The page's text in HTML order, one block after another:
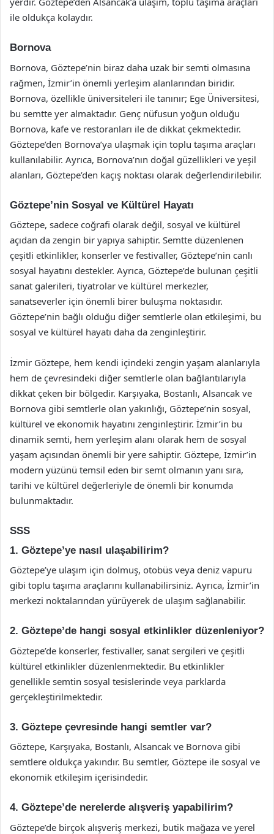
ile oldukça kolaydır.
Bornova
Bornova, Göztepe’nin biraz daha uzak bir semti olmasına
rağmen, İzmir’in önemli yerleşim alanlarından biridir.
Bornova, özellikle üniversiteleri ile tanınır; Ege Üniversitesi,
bu semtte yer almaktadır. Genç nüfusun yoğun olduğu
Bornova, kafe ve restoranları ile de dikkat çekmektedir.
Göztepe’den Bornova’ya ulaşmak için toplu taşıma araçları
kullanılabilir. Ayrıca, Bornova’nın doğal güzellikleri ve yeşil
alanları, Göztepe’den kaçış noktası olarak değerlendirilebilir.
Göztepe’nin Sosyal ve Kültürel Hayatı
Göztepe, sadece coğrafi olarak değil, sosyal ve kültürel
açıdan da zengin bir yapıya sahiptir. Semtte düzenlenen
çeşitli etkinlikler, konserler ve festivaller, Göztepe’nin canlı
sosyal hayatını destekler. Ayrıca, Göztepe’de bulunan çeşitli
sanat galerileri, tiyatrolar ve kültürel merkezler,
sanatseverler için önemli birer buluşma noktasıdır.
Göztepe’nin bağlı olduğu diğer semtlerle olan etkileşimi, bu
sosyal ve kültürel hayatı daha da zenginleştirir.
İzmir Göztepe, hem kendi içindeki zengin yaşam alanlarıyla
hem de çevresindeki diğer semtlerle olan bağlantılarıyla
dikkat çeken bir bölgedir. Karşıyaka, Bostanlı, Alsancak ve
Bornova gibi semtlerle olan yakınlığı, Göztepe’nin sosyal,
kültürel ve ekonomik hayatını zenginleştirir. İzmir’in bu
dinamik semti, hem yerleşim alanı olarak hem de sosyal
yaşam açısından önemli bir yere sahiptir. Göztepe, İzmir’in
modern yüzünü temsil eden bir semt olmanın yanı sıra,
tarihi ve kültürel değerleriyle de önemli bir konumda
bulunmaktadır.
SSS
1. Göztepe’ye nasıl ulaşabilirim?
Göztepe’ye ulaşım için dolmuş, otobüs veya deniz vapuru
gibi toplu taşıma araçlarını kullanabilirsiniz. Ayrıca, İzmir’in
merkezi noktalarından yürüyerek de ulaşım sağlanabilir.
2. Göztepe’de hangi sosyal etkinlikler düzenleniyor?
Göztepe’de konserler, festivaller, sanat sergileri ve çeşitli
kültürel etkinlikler düzenlenmektedir. Bu etkinlikler
genellikle semtin sosyal tesislerinde veya parklarda
gerçekleştirilmektedir.
3. Göztepe çevresinde hangi semtler var?
Göztepe, Karşıyaka, Bostanlı, Alsancak ve Bornova gibi
semtlere oldukça yakındır. Bu semtler, Göztepe ile sosyal ve
ekonomik etkileşim içerisindedir.
4. Göztepe’de nerelerde alışveriş yapabilirim?
Göztepe’de birçok alışveriş merkezi, butik mağaza ve yerel